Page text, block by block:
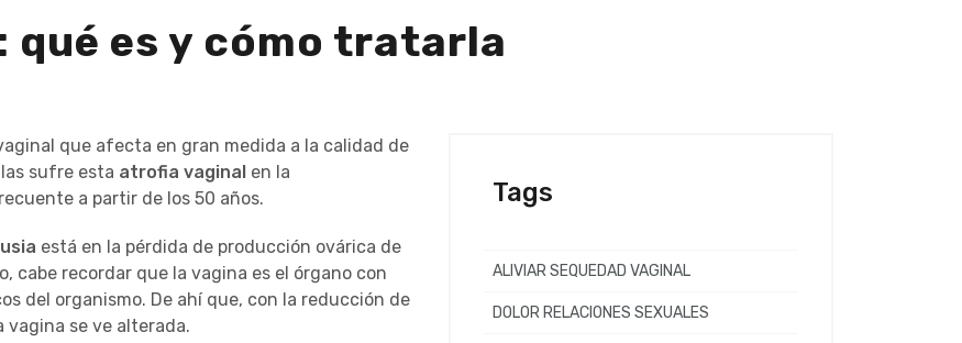
qué es y cómo tratarla
que afecta en gran medida a la calidad de
sufre esta atrofia vaginal en la
a partir de los 50 años.
está en la pérdida de producción ovárica de
cabe recordar que la vagina es el órgano con
del organismo. De ahí que, con la reducción de
vagina se ve alterada.
Tags
ALIVIAR SEQUEDAD VAGINAL
DOLOR RELACIONES SEXUALES